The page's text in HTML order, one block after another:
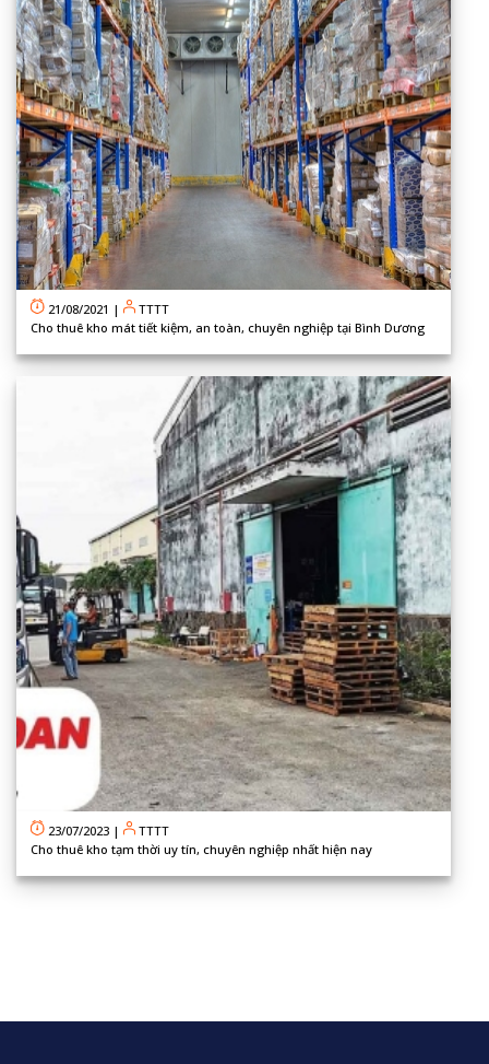
21/08/2021 |
TTTT
Cho thuê kho mát tiết kiệm, an toàn, chuyên nghiệp tại Bình Dương
23/07/2023 |
TTTT
Cho thuê kho tạm thời uy tín, chuyên nghiệp nhất hiện nay